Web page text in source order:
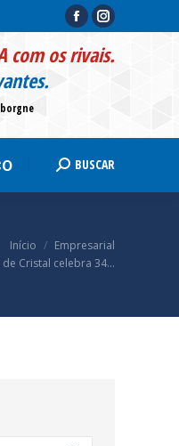
Facebook
page
window
Instagram
page
window
com os rivais.
Search:
BUSCAR
Início
Empresarial
de Cristal celebra 34…
Search:
BUSCAR